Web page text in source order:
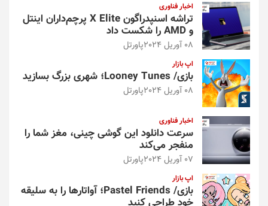
اخبار فناوری
تراشه اسنپدراگون X Elite پرچم‌داران اینتل
و AMD را شکست داد
08 آوریل 2024 پاورتل
اپ بازار
بازی/ Looney Tunes؛ شهری بزرگ بسازید
08 آوریل 2024 پاورتل
اخبار فناوری
سرعت دانلود این گوشی چینی، مغز شما را
منفجر می‌کند
07 آوریل 2024 پاورتل
اپ بازار
بازی/ Pastel Friends؛ آواتارها را به سلیقه